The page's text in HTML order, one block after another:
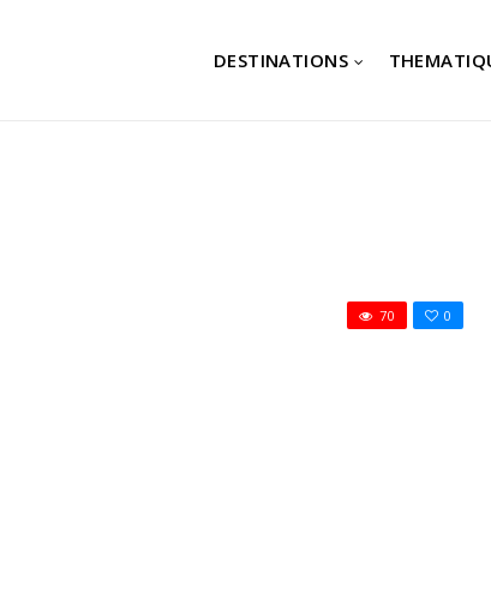
DESTINATIONS
0
70